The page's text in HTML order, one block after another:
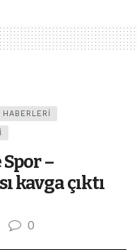
–
kavga çıktı
0